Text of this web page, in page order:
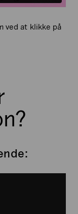
ved at klikke på